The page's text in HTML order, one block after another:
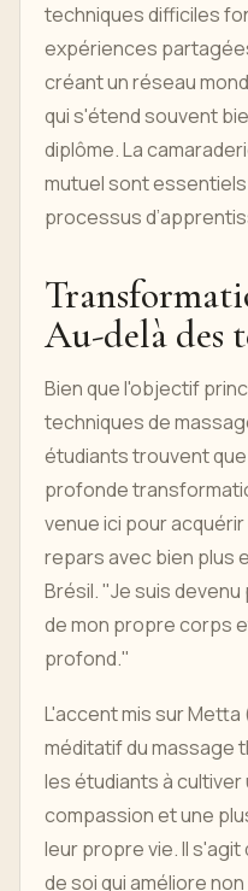
techniques difficiles
expériences
créant un réseau
qui s'étend souvent
diplôme. La
mutuel sont
processus
Au-delà des
Bien que l'objectif
techniques de
étudiants trouvent
profonde
venue ici pour
repars avec bien plus
Brésil. "Je suis
de mon propre corps
profond."
L'accent mis sur
méditatif du massage
les étudiants à cultiver
compassion et une
leur propre vie. Il
de soi qui améliore